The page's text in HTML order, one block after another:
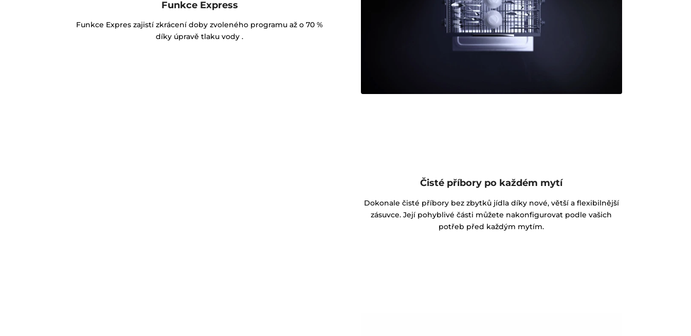
Funkce Express
Funkce Expres zajistí zkrácení doby zvoleného programu až o 70 %
díky úpravě tlaku vody .
Čisté příbory po každém mytí
Dokonale čisté příbory bez zbytků jídla díky nové, větší a flexibilnější
zásuvce. Její pohyblivé části můžete nakonfigurovat podle vašich
potřeb před každým mytím.